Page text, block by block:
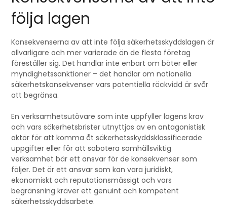
följa lagen
Konsekvenserna av att inte följa säkerhetsskyddslagen är
allvarligare och mer varierade än de flesta företag
föreställer sig. Det handlar inte enbart om böter eller
myndighetssanktioner – det handlar om nationella
säkerhetskonsekvenser vars potentiella räckvidd är svår
att begränsa.
En verksamhetsutövare som inte uppfyller lagens krav
och vars säkerhetsbrister utnyttjas av en antagonistisk
aktör för att komma åt säkerhetsskyddsklassificerade
uppgifter eller för att sabotera samhällsviktig
verksamhet bär ett ansvar för de konsekvenser som
följer. Det är ett ansvar som kan vara juridiskt,
ekonomiskt och reputationsmässigt och vars
begränsning kräver ett genuint och kompetent
säkerhetsskyddsarbete.